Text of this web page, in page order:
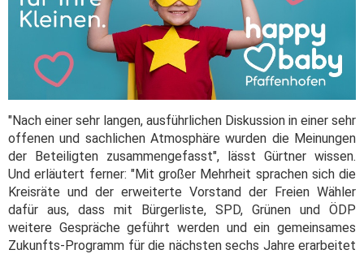
"Nach einer sehr langen, ausführlichen Diskussion in einer sehr
offenen und sachlichen Atmosphäre wurden die Meinungen
der Beteiligten zusammengefasst", lässt Gürtner wissen.
Und erläutert ferner: "Mit großer Mehrheit sprachen sich die
Kreisräte und der erweiterte Vorstand der Freien Wähler
dafür aus, dass mit Bürgerliste, SPD, Grünen und ÖDP
weitere Gespräche geführt werden und ein gemeinsames
Zukunfts-Programm für die nächsten sechs Jahre erarbeitet